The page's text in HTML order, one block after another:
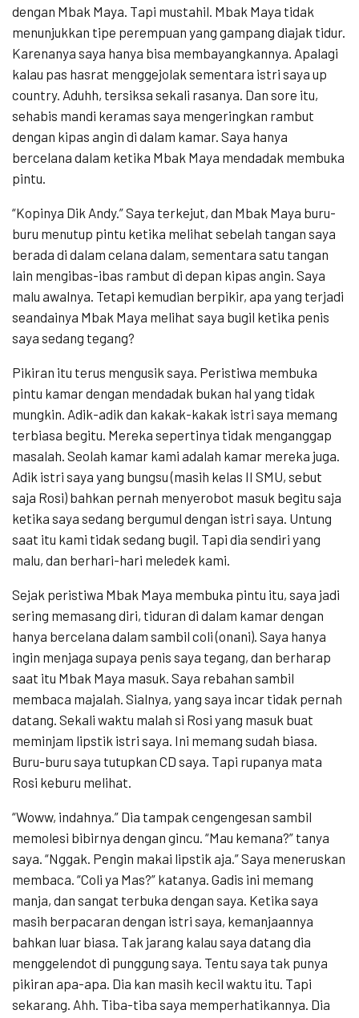
dengan Mbak Maya. Tapi mustahil. Mbak Maya tidak
menunjukkan tipe perempuan yang gampang diajak tidur.
Karenanya saya hanya bisa membayangkannya. Apalagi
kalau pas hasrat menggejolak sementara istri saya up
country. Aduhh, tersiksa sekali rasanya. Dan sore itu,
sehabis mandi keramas saya mengeringkan rambut
dengan kipas angin di dalam kamar. Saya hanya
bercelana dalam ketika Mbak Maya mendadak membuka
pintu.
“Kopinya Dik Andy.” Saya terkejut, dan Mbak Maya buru-
buru menutup pintu ketika melihat sebelah tangan saya
berada di dalam celana dalam, sementara satu tangan
lain mengibas-ibas rambut di depan kipas angin. Saya
malu awalnya. Tetapi kemudian berpikir, apa yang terjadi
seandainya Mbak Maya melihat saya bugil ketika penis
saya sedang tegang?
Pikiran itu terus mengusik saya. Peristiwa membuka
pintu kamar dengan mendadak bukan hal yang tidak
mungkin. Adik-adik dan kakak-kakak istri saya memang
terbiasa begitu. Mereka sepertinya tidak menganggap
masalah. Seolah kamar kami adalah kamar mereka juga.
Adik istri saya yang bungsu (masih kelas II SMU, sebut
saja Rosi) bahkan pernah menyerobot masuk begitu saja
ketika saya sedang bergumul dengan istri saya. Untung
saat itu kami tidak sedang bugil. Tapi dia sendiri yang
malu, dan berhari-hari meledek kami.
Sejak peristiwa Mbak Maya membuka pintu itu, saya jadi
sering memasang diri, tiduran di dalam kamar dengan
hanya bercelana dalam sambil coli (onani). Saya hanya
ingin menjaga supaya penis saya tegang, dan berharap
saat itu Mbak Maya masuk. Saya rebahan sambil
membaca majalah. Sialnya, yang saya incar tidak pernah
datang. Sekali waktu malah si Rosi yang masuk buat
meminjam lipstik istri saya. Ini memang sudah biasa.
Buru-buru saya tutupkan CD saya. Tapi rupanya mata
Rosi keburu melihat.
“Woww, indahnya.” Dia tampak cengengesan sambil
memolesi bibirnya dengan gincu. “Mau kemana?” tanya
saya. “Nggak. Pengin makai lipstik aja.” Saya meneruskan
membaca. “Coli ya Mas?” katanya. Gadis ini memang
manja, dan sangat terbuka dengan saya. Ketika saya
masih berpacaran dengan istri saya, kemanjaannya
bahkan luar biasa. Tak jarang kalau saya datang dia
menggelendot di punggung saya. Tentu saya tak punya
pikiran apa-apa. Dia kan masih kecil waktu itu. Tapi
sekarang. Ahh. Tiba-tiba saya memperhatikannya. Dia